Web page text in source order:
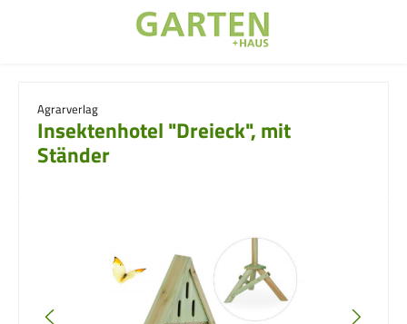
Agrarverlag
Insektenhotel "Dreieck", mit
Ständer